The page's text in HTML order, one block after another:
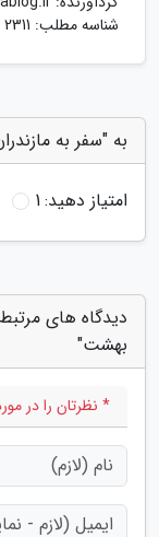
شناسه مطلب: 2311
به "سفر به
امتیاز دهید:1
دیدگاه های
بهشت"
* نظرتان را در